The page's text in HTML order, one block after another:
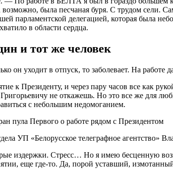
была песчаная буря. С трудом сели.
парламентской делегацией, которая была
в области сердца.
и тот же человек
он уходит в отпуск, то заболевает. На
к Президенту, и через пару часов все как
не откажешь. Но это все же для
с небольшим недомоганием.
УП «Белорусское телеграфное агентство»
издержки. Стресс… Но я имею бесценную
еще где-то. Да, порой уставший,